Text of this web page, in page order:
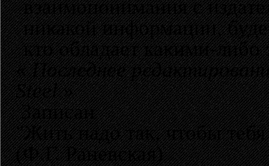
взаимопонимания с
никакой информации,
кто обладает какими-
«Последнее
Steel»
Записан
"Жить надо так, чтобы
(Ф.Г. Раневская)